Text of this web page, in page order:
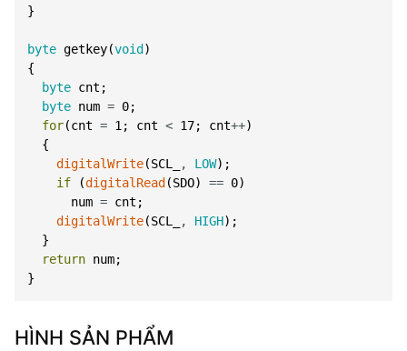
}
byte getkey(void)
{
byte cnt ;
byte num = 0;
for(cnt = 1 ; cnt < 17; cnt++)
{
digitalWrite(SCL_ , LOW) ;
if
(digitalRead(SDO) == 0)
num = cnt ;
digitalWrite(SCL_ , HIGH) ;
}
return num;
}
HÌNH SẢN PHẨM